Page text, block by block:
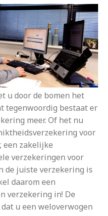
u door de bomen het
tegenwoordig bestaat er
meer. Of het nu
voor
een zakelijke
verzekeringen voor
de juiste verzekering is
daarom een
verzekering in! De
u een weloverwogen